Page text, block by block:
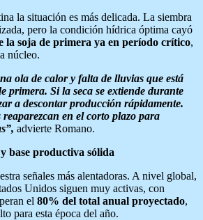
la situación es más delicada. La siembra
pero la condición hídrica óptima cayó
la soja de primera ya en período crítico,
núcleo.
ola de calor y falta de lluvias que está
primera. Si la seca se extiende durante
a descontar producción rápidamente.
en el corto plazo para
advierte Romano.
base productiva sólida
señales más alentadoras. A nivel global,
Unidos siguen muy activas, con
el 80% del total anual proyectado,
para esta época del año.